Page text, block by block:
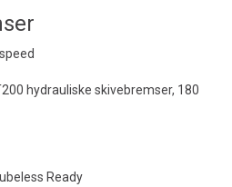
hydrauliske skivebremser, 180
Ready